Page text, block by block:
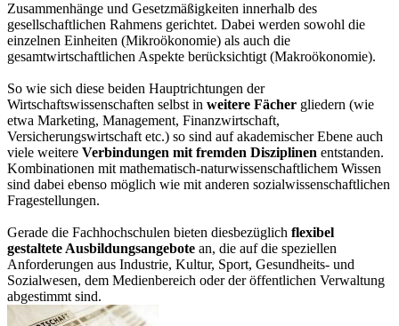
Zusammenhänge und Gesetzmäßigkeiten innerhalb des
gesellschaftlichen Rahmens gerichtet. Dabei werden sowohl die
einzelnen Einheiten (Mikroökonomie) als auch die
gesamtwirtschaftlichen Aspekte berücksichtigt (Makroökonomie).
So wie sich diese beiden Hauptrichtungen der
Wirtschaftswissenschaften selbst in weitere Fächer gliedern (wie
etwa Marketing, Management, Finanzwirtschaft,
Versicherungswirtschaft etc.) so sind auf akademischer Ebene auch
viele weitere Verbindungen mit fremden Disziplinen entstanden.
Kombinationen mit mathematisch-naturwissenschaftlichem Wissen
sind dabei ebenso möglich wie mit anderen sozialwissenschaftlichen
Fragestellungen.
Gerade die Fachhochschulen bieten diesbezüglich flexibel
gestaltete Ausbildungsangebote an, die auf die speziellen
Anforderungen aus Industrie, Kultur, Sport, Gesundheits- und
Sozialwesen, dem Medienbereich oder der öffentlichen Verwaltung
abgestimmt sind.